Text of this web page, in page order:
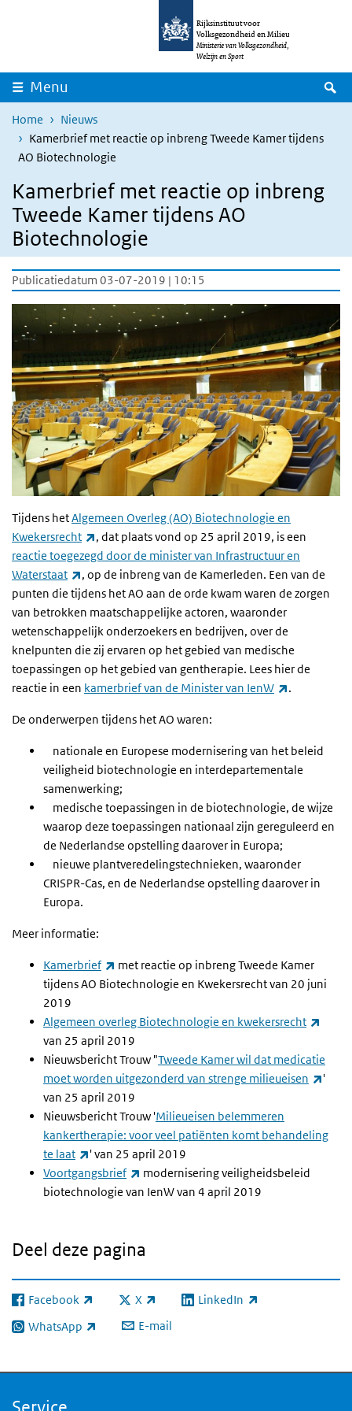
Overslaan en naar de inhoud gaan
Rijksinstituut voor
Volksgezondheid en Milieu
Ministerie van Volksgezondheid,
Welzijn en Sport
Menu
Home
Nieuws
Kamerbrief met reactie op inbreng Tweede Kamer tijdens
AO Biotechnologie
Kamerbrief met reactie op inbreng
Tweede Kamer tijdens AO
Biotechnologie
Publicatiedatum 03-07-2019 | 10:15
Tijdens hetAlgemeen Overleg (AO) Biotechnologie en
Kwekersrecht
(externe link)
, dat plaats vond op 25 april 2019, is een
reactie toegezegd door de minister van Infrastructuur en
Waterstaat
(externe link)
, op de inbreng van de Kamerleden. Een van de
punten die tijdens het AO aan de orde kwam waren de zorgen
van betrokken maatschappelijke actoren, waaronder
wetenschappelijk onderzoekers en bedrijven, over de
knelpunten die zij ervaren op het gebied van medische
toepassingen op het gebied van gentherapie. Lees hier de
reactie in een kamerbrief van de Minister van IenW (externe
.
De onderwerpen tijdens het AO waren:
nationale en Europese modernisering van het beleid
veiligheid biotechnologie en interdepartementale
samenwerking;
medische toepassingen in de biotechnologie, de wijze
waarop deze toepassingen nationaal zijn gereguleerd en
de Nederlandse opstelling daarover in Europa;
nieuwe plantveredelingstechnieken, waaronder
CRISPR-Cas, en de Nederlandse opstelling daarover in
Europa.
Meer informatie:
Kamerbrief (externe link)
met reactie op inbreng Tweede Kamer
tijdens AO Biotechnologie en Kwekersrecht van 20 juni
2019
Algemeen overleg Biotechnologie en kwekersrecht
van 25 april 2019
Nieuwsbericht Trouw "Tweede Kamer wil dat medicatie
moet worden uitgezonderd van strenge milieueisen
'
van 25 april 2019
Nieuwsbericht Trouw 'Milieueisen belemmeren
kankertherapie: voor veel patiënten komt behandeling
te laat
(externe link)
' van 25 april 2019
Voortgangsbrief
(externe link)
modernisering veiligheidsbeleid
biotechnologie van IenW van 4 april 2019
Deel deze pagina
Facebook
(externe link) X
(externe link) LinkedIn
(externe link)
WhatsApp
(externe link) E-mail